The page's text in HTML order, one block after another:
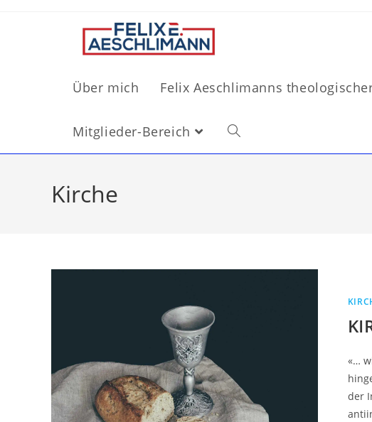
Über mich Felix Aeschlimanns
Mitglieder-Bereich
Kirche
«…
der